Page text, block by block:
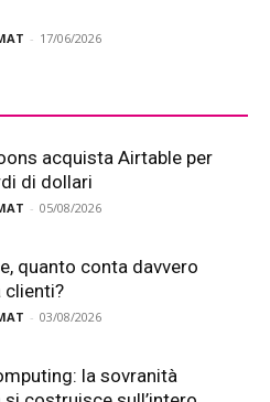
- 17/06/2026
acquista Airtable per
di dollari
- 05/08/2026
quanto conta davvero
clienti?
- 03/08/2026
la sovranità